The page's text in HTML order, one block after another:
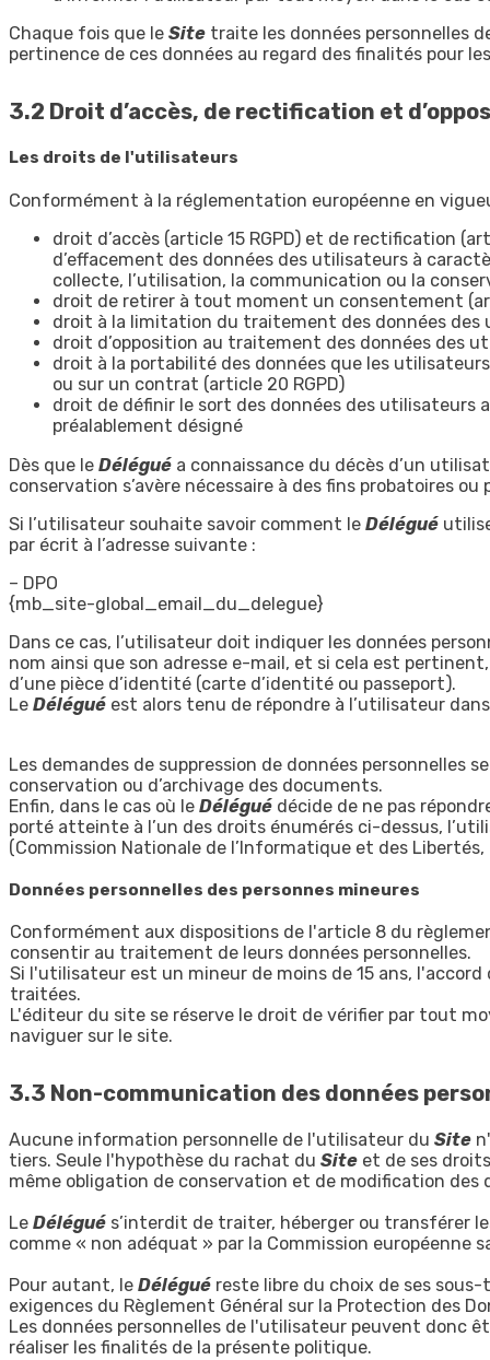
Chaque fois que le Site traite les données personnelles
pertinence de ces données au regard des finalités pour
3.2 Droit d’accès, de rectification et
Les droits de l'utilisateurs
Conformément à la réglementation européenne en
droit d’accès (article 15 RGPD) et de rectification
d’effacement des données des utilisateurs à
collecte, l’utilisation, la communication ou la
droit de retirer à tout moment un consentement
droit à la limitation du traitement des données des
droit d’opposition au traitement des données des
droit à la portabilité des données que les
ou sur un contrat (article 20 RGPD)
droit de définir le sort des données des utilisateurs
préalablement désigné
Dès que le Délégué a connaissance du décès d’un
conservation s’avère nécessaire à des fins probatoires
Si l’utilisateur souhaite savoir comment le Délégué
par écrit à l’adresse suivante :
– DPO
{mb_site-global_email_du_delegue}
Dans ce cas, l’utilisateur doit indiquer les données
nom ainsi que son adresse e-mail, et si cela est
d’une pièce d’identité (carte d’identité ou passeport).
Le Délégué est alors tenu de répondre à l’utilisateur
Les demandes de suppression de données personnelles
conservation ou d’archivage des documents.
Enfin, dans le cas où le Délégué décide de ne pas
porté atteinte à l’un des droits énumérés ci-dessus,
(Commission Nationale de l’Informatique et des
Données personnelles des personnes mineures
Conformément aux dispositions de l'article 8 du
consentir au traitement de leurs données personnelles.
Si l'utilisateur est un mineur de moins de 15 ans,
traitées.
L'éditeur du site se réserve le droit de vérifier par tout
naviguer sur le site.
3.3 Non-communication des données
Aucune information personnelle de l'utilisateur du Site
tiers. Seule l'hypothèse du rachat du Site et de ses
même obligation de conservation et de modification des
Le Délégué s’interdit de traiter, héberger ou transférer
comme « non adéquat » par la Commission européenne
Pour autant, le Délégué reste libre du choix de ses
exigences du Règlement Général sur la Protection des
Les données personnelles de l'utilisateur peuvent donc
réaliser les finalités de la présente politique.